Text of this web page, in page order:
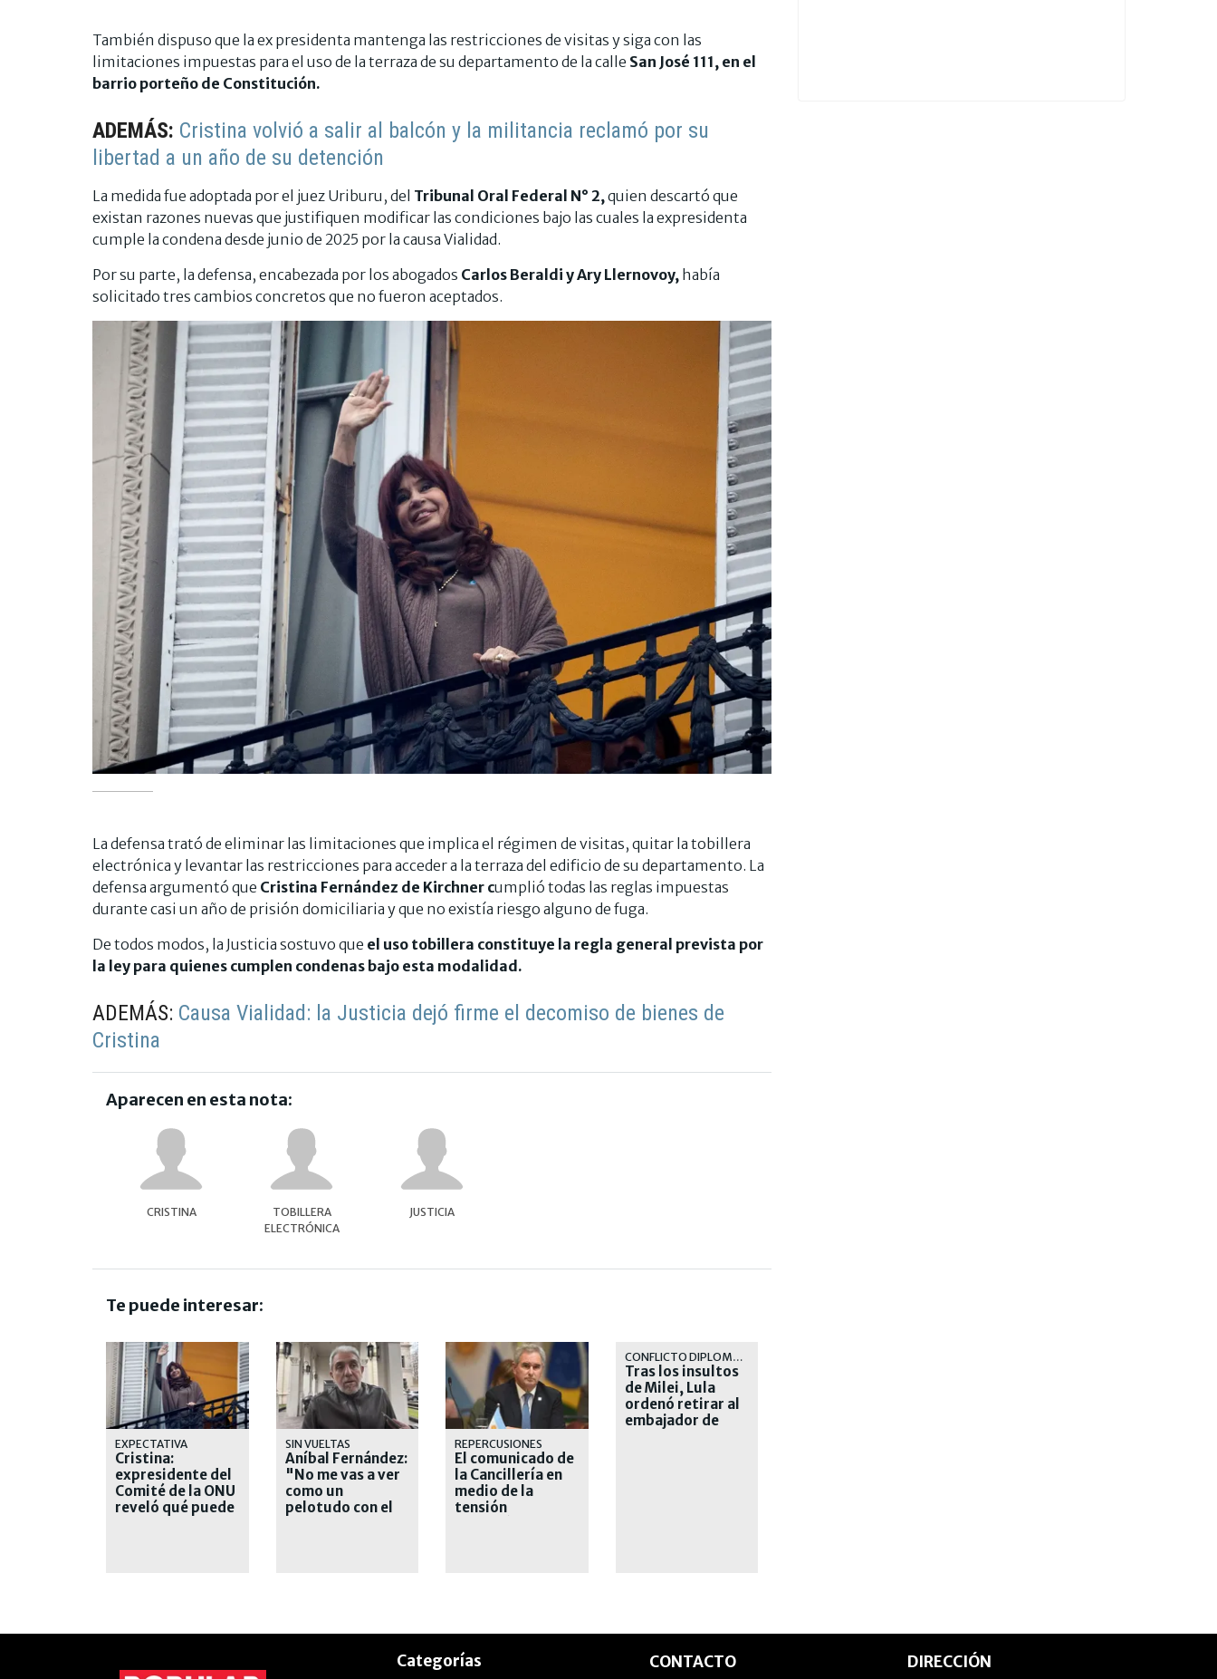
También dispuso que la ex presidenta mantenga las restricciones de visitas y siga con las
limitaciones impuestas para el uso de la terraza de su departamento de la calle San José 111, en el
barrio porteño de Constitución.
ADEMÁS: Cristina volvió a salir al balcón y la militancia reclamó por su
libertad a un año de su detención
La medida fue adoptada por el juez Uriburu, del Tribunal Oral Federal N° 2,quien descartó que
existan razones nuevas que justifiquen modificar las condiciones bajo las cuales la expresidenta
cumple la condena desde junio de 2025 por la causa Vialidad.
Por su parte, la defensa, encabezada por los abogados Carlos Beraldi y Ary Llernovoy, había
solicitado tres cambios concretos que no fueron aceptados.
La defensa trató de eliminar las limitaciones que implica el régimen de visitas, quitar la tobillera
electrónica y levantar las restricciones para acceder a la terraza del edificio de su departamento. La
defensa argumentó que Cristina Fernández de Kirchner cumplió todas las reglas impuestas
durante casi un año de prisión domiciliaria y que no existía riesgo alguno de fuga.
De todos modos, la Justicia sostuvo que el uso tobillera constituye la regla general prevista por
la ley para quienes cumplen condenas bajo esta modalidad.
ADEMÁS: Causa Vialidad: la Justicia dejó firme el decomiso de bienes de
Cristina
Aparecen en esta nota:
CRISTINA
TOBILLERA
ELECTRÓNICA
JUSTICIA
Te puede interesar:
EXPECTATIVA
Cristina:
expresidente del
Comité de la ONU
reveló qué puede
SIN VUELTAS
Aníbal Fernández:
"No me vas a ver
como un
pelotudo con el
REPERCUSIONES
El comunicado de
la Cancillería en
medio de la
tensión
CONFLICTO DIPLOMÁTICO
Tras los insultos
de Milei, Lula
ordenó retirar al
embajador de
Categorías CONTACTO DIRECCIÓN